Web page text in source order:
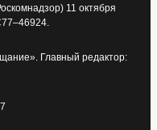
11 октября
Главный редактор: